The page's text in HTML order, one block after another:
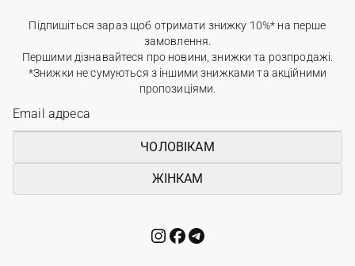
Підпишіться зараз щоб отримати знижку 10%* на перше
замовлення.
Першими дізнавайтеся про новини, знижки та розпродажі.
*Знижки не сумуються з іншими знижками та акційними
пропозиціями.
ЧОЛОВІКАМ
ЖІНКАМ